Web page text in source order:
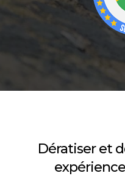
Dératiser et